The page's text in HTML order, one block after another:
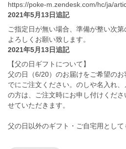
https://poke-m.zendesk.com/hc/ja/
2021年5月13日追記
ご指定日が無い場合、準備が整い次第
よろしくお願い致します。
2021年5月13日追記
【父の日ギフトについて】
父の日（6/20）のお届けをご希望の
でにご注文ください。のしや名入れ
の方は、ご注文時にお申し付けくだ
せていただきます。
父の日以外のギフト・ご自宅用として